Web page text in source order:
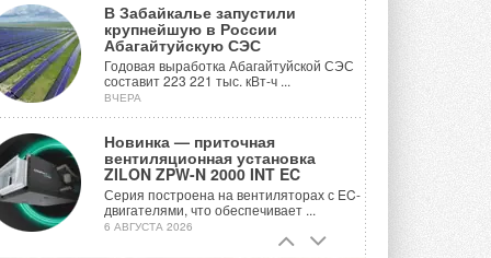
В Забайкалье запустили
крупнейшую в России
Абагайтуйскую СЭС
Годовая выработка Абагайтуйской СЭС
составит 223 221 тыс. кВт-ч ...
ВЧЕРА
Новинка — приточная
вентиляционная установка
ZILON ZPW-N 2000 INT EC
Серия построена на вентиляторах с EC-
двигателями, что обеспечивает ...
6 АВГУСТА 2026